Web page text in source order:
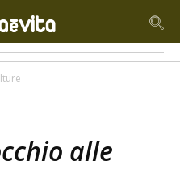
alle